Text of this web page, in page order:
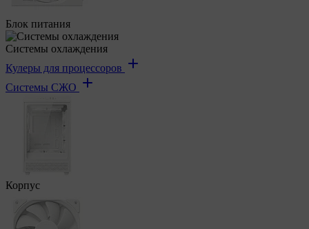
Блок питания
Системы охлаждения
Кулеры для процессоров
Системы СЖО
Корпус